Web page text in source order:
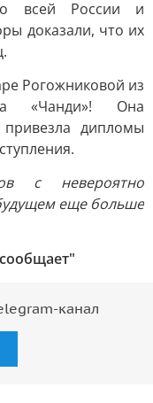
всей России и
доказали, что их
Рогожниковой из
«Чанди»! Она
дипломы
с невероятно
еще больше
канал